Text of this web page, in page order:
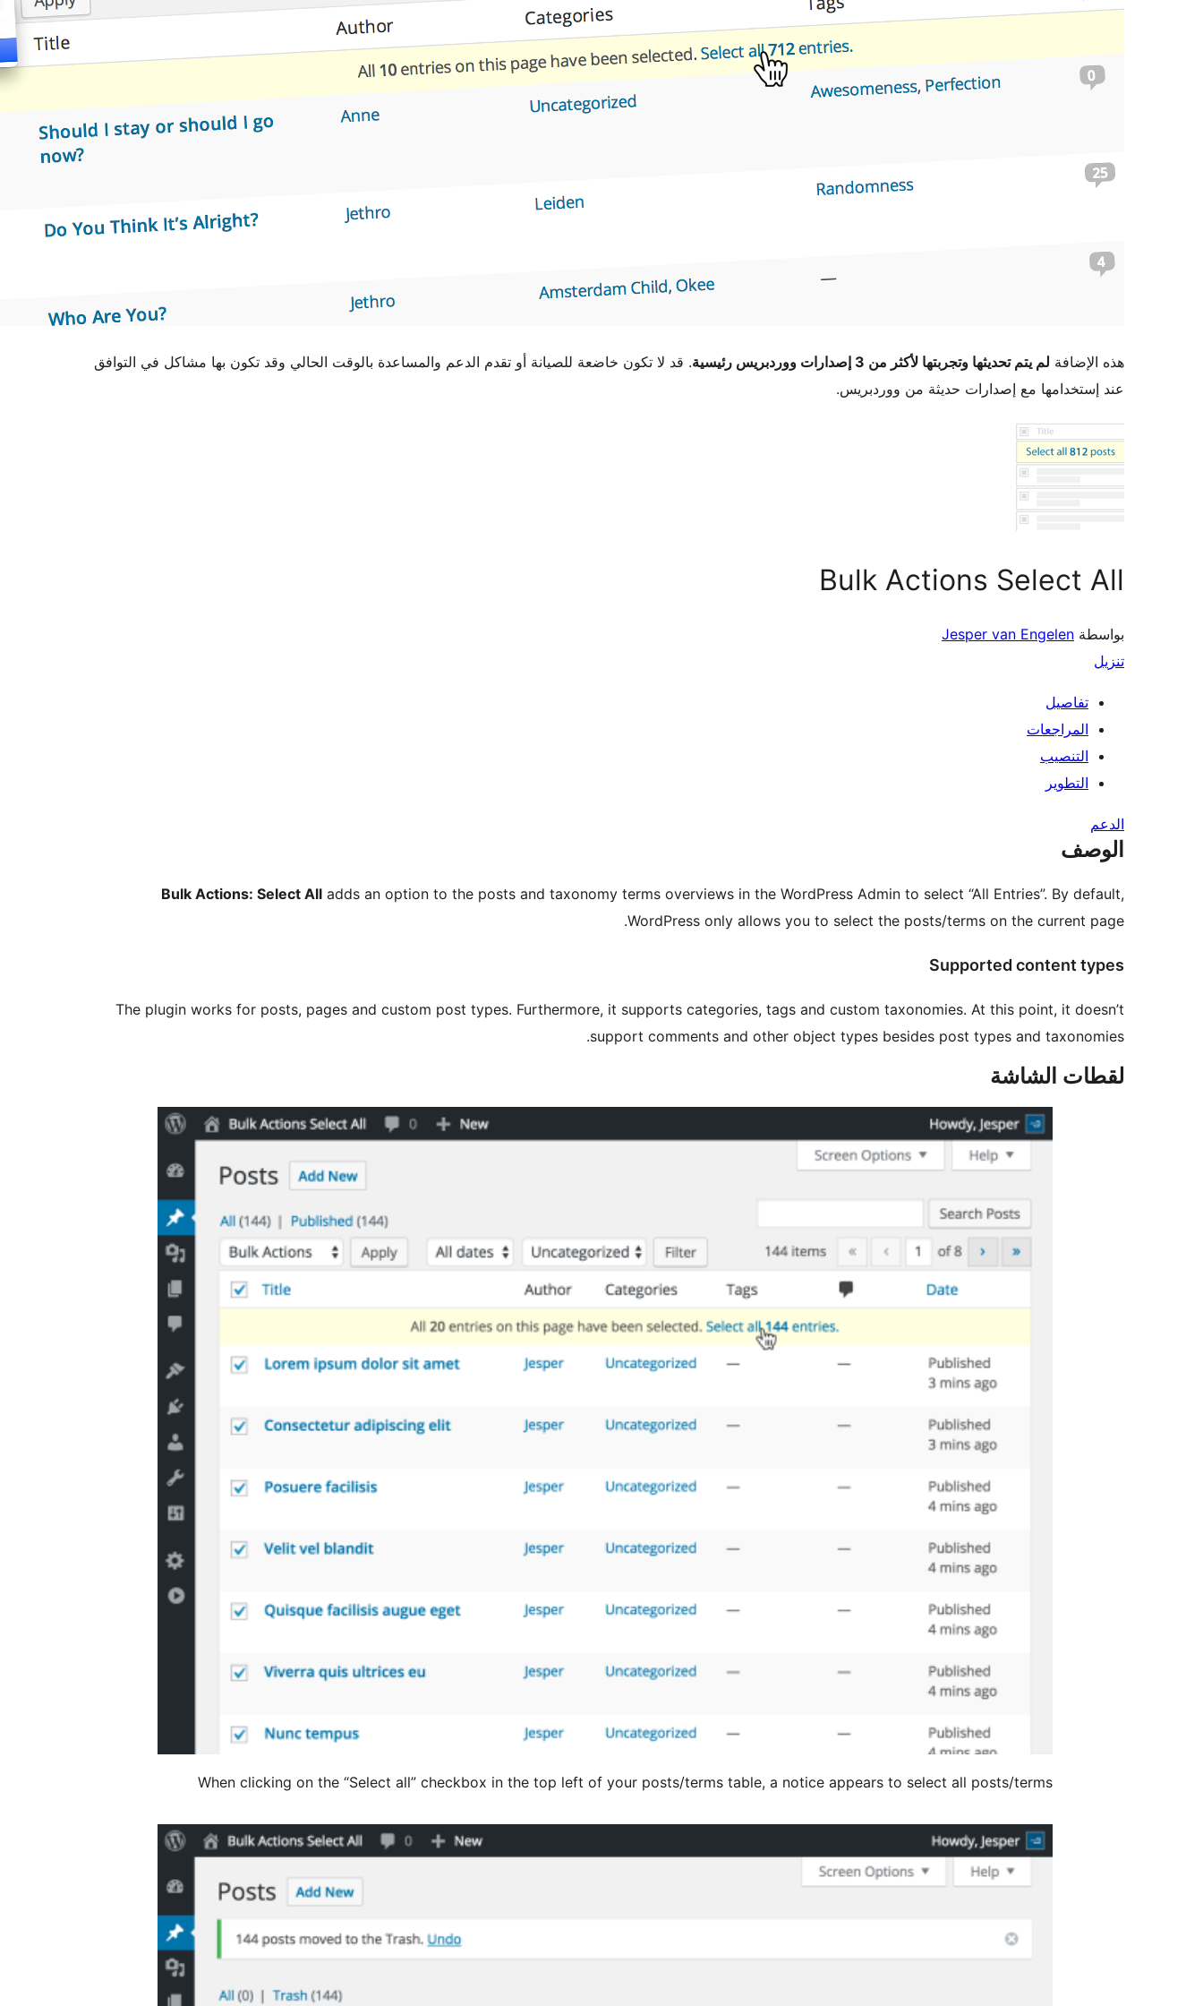
هذه الإضافة لم يتم تحديثها وتجربتها لأكثر من 3 إصدارات ووردبريس رئيسية
. قد لا تكون خاضعة للصيانة أو تقدم الدعم والمساعدة بالوقت الحالي وقد تكون بها مشاكل في التوافق
عند إستخدامها مع إصدارات حديثة من ووردبريس.
Bulk Actions Select All
بواسطة Jesper van Engelen
تنزيل
تفاصيل
المراجعات
التنصيب
التطوير
الدعم
الوصف
Bulk Actions: Select All adds an option to the posts and taxonomy terms overviews in the WordPress Admin to select “All Entries”. By default,
WordPress only allows you to select the posts/terms on the current page.
Supported content types
The plugin works for posts, pages and custom post types. Furthermore, it supports categories, tags and custom taxonomies. At this point, it doesn’t
support comments and other object types besides post types and taxonomies.
لقطات الشاشة
When clicking on the “Select all” checkbox in the top left of your posts/terms table, a notice appears to select all posts/terms